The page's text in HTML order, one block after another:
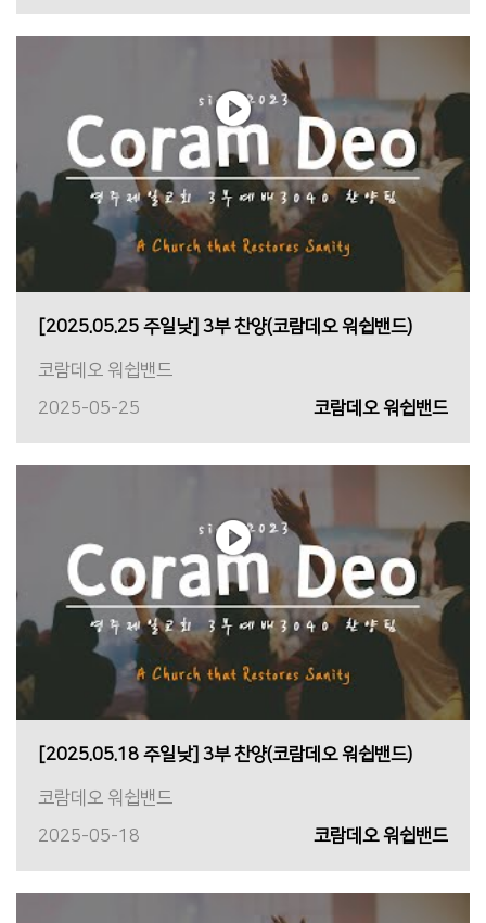
[2025.05.25 주일낮] 3부 찬양(코람데오 워쉽밴드)
코람데오 워쉽밴드
2025-05-25
코람데오 워쉽밴드
[2025.05.18 주일낮] 3부 찬양(코람데오 워쉽밴드)
코람데오 워쉽밴드
2025-05-18
코람데오 워쉽밴드